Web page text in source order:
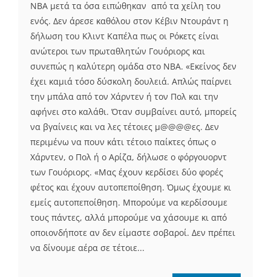
NBA μετά τα όσα ειπώθηκαν από τα χείλη του
ενός. Δεν άρεσε καθόλου στον Κέβιν Ντουράντ η
δήλωση του Κλιντ Καπέλα πως οι Ρόκετς είναι
ανώτεροι των πρωταθλητών Γουόριορς και
συνεπώς η καλύτερη ομάδα στο ΝΒΑ. «Εκείνος δεν
έχει καμιά τόσο δύσκολη δουλειά. Απλώς παίρνει
την μπάλα από τον Χάρντεν ή τον Πολ και την
αφήνει στο καλάθι. Όταν συμβαίνει αυτό, μπορείς
να βγαίνεις και να λες τέτοιες μ@@@@ες. Δεν
περιμένω να πουν κάτι τέτοιο παίκτες όπως ο
Χάρντεν, ο Πολ ή ο Αρίζα, δήλωσε ο φόργουορντ
των Γουόριορς. «Μας έχουν κερδίσει δύο φορές
φέτος και έχουν αυτοπεποίθηση. Όμως έχουμε κι
εμείς αυτοπεποίθηση. Μπορούμε να κερδίσουμε
τους πάντες, αλλά μπορούμε να χάσουμε κι από
οποιονδήποτε αν δεν είμαστε σοβαροί. Δεν πρέπει
να δίνουμε αέρα σε τέτοιε...